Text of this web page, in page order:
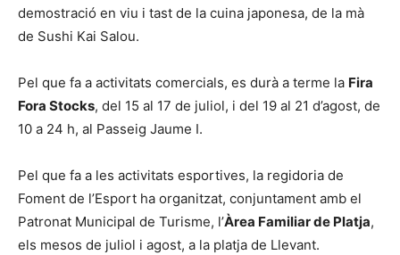
demostració en viu i tast de la cuina japonesa, de la mà
de Sushi Kai Salou.
Pel que fa a activitats comercials, es durà a terme la Fira
Fora Stocks, del 15 al 17 de juliol, i del 19 al 21 d’agost, de
10 a 24 h, al Passeig Jaume I.
Pel que fa a les activitats esportives, la regidoria de
Foment de l’Esport ha organitzat, conjuntament amb el
Patronat Municipal de Turisme, l’Àrea Familiar de Platja,
els mesos de juliol i agost, a la platja de Llevant.